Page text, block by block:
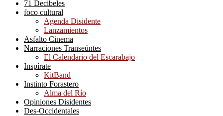
71 Decibeles
foco cultural
Agenda Disidente
Lanzamientos
Asfalto Cinema
Narraciones Transeúntes
El Calendario del Escarabajo
Inspírate
KitBand
Instinto Forastero
Alma del Río
Opiniones Disidentes
Des-Occidentales